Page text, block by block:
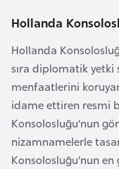
Hollanda
Hollanda
sıra diplomatik yetki
menfaatlerini
idame ettiren resmi
Konsolosluğu’nun
nizamnamelerle
Konsolosluğu’nun
g
a
d
e
ş
B